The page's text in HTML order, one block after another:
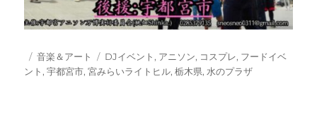
投
稿
カ
テ
音楽＆アート
タ
グ
DJイベント , アニソン, コスプレ, フードイベ
ント ,宇都宮市,宮みらいライトヒル,栃木県, 水のプラザ